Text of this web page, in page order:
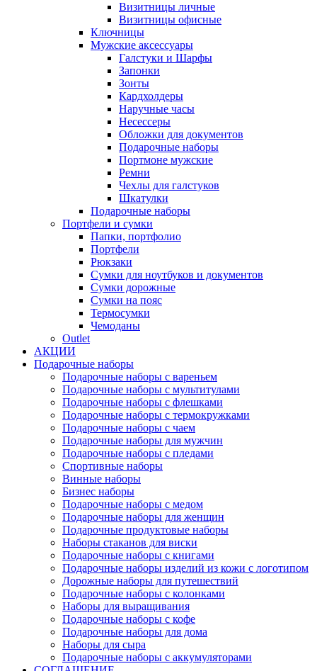
Визитницы личные
Визитницы офисные
Ключницы
Мужские аксессуары
Галстуки и Шарфы
Запонки
Зонты
Кардхолдеры
Наручные часы
Несессеры
Обложки для документов
Подарочные наборы
Портмоне мужские
Ремни
Чехлы для галстуков
Шкатулки
Подарочные наборы
Портфели и сумки
Папки, портфолио
Портфели
Рюкзаки
Сумки для ноутбуков и документов
Сумки дорожные
Сумки на пояс
Термосумки
Чемоданы
Outlet
АКЦИИ
Подарочные наборы
Подарочные наборы с вареньем
Подарочные наборы с мультитулами
Подарочные наборы с флешками
Подарочные наборы с термокружками
Подарочные наборы с чаем
Подарочные наборы для мужчин
Подарочные наборы с пледами
Спортивные наборы
Винные наборы
Бизнес наборы
Подарочные наборы с медом
Подарочные наборы для женщин
Подарочные продуктовые наборы
Наборы стаканов для виски
Подарочные наборы с книгами
Подарочные наборы изделий из кожи с логотипом
Дорожные наборы для путешествий
Подарочные наборы с колонками
Наборы для выращивания
Подарочные наборы с кофе
Подарочные наборы для дома
Наборы для сыра
Подарочные наборы с аккумуляторами